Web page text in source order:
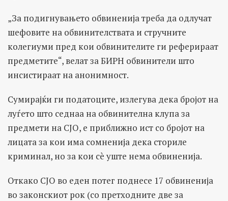
„За подигнувањето обвиненија треба да одлучат
шефовите на обвинителствата и стручните
колегиуми пред кои обвинителите ги реферираат
предметите“, велат за БИРН обвинители што
инсистираат на анонимност.
Сумирајќи ги податоците, излегува дека бројот на
луѓето што седнаа на обвинителна клупа за
предмети на СЈО, е приближно ист со бројот на
лицата за кои има сомненија дека сториле
криминал, но за кои сè уште нема обвиненија.
Откако СЈО во еден потег поднесе 17 обвиненија
во законскиот рок (со претходните две за